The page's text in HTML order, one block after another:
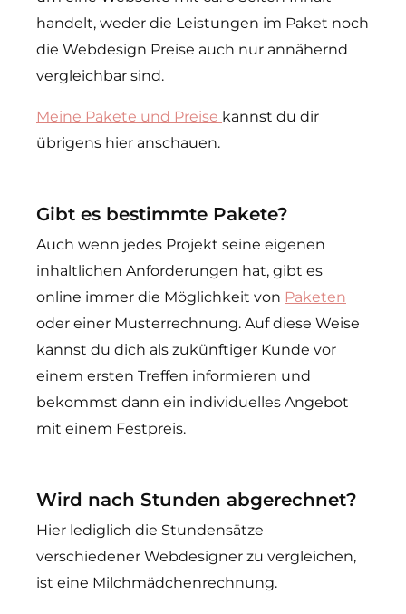
handelt, weder die Leistungen im Paket noch
die Webdesign Preise auch nur annähernd
vergleichbar sind.
Meine Pakete und Preise kannst du dir
übrigens hier anschauen.
Gibt es bestimmte Pakete?
Auch wenn jedes Projekt seine eigenen
inhaltlichen Anforderungen hat, gibt es
online immer die Möglichkeit von Paketen
oder einer Musterrechnung. Auf diese Weise
kannst du dich als zukünftiger Kunde vor
einem ersten Treffen informieren und
bekommst dann ein individuelles Angebot
mit einem Festpreis.
Wird nach Stunden abgerechnet?
Hier lediglich die Stundensätze
verschiedener Webdesigner zu vergleichen,
ist eine Milchmädchenrechnung.